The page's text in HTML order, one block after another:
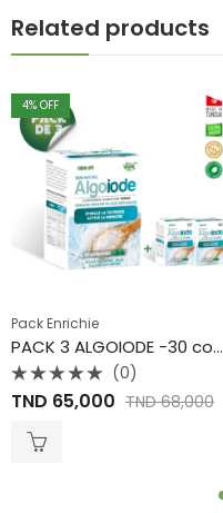
Related products
4% OFF
Pack Enrichie
PACK 3 ALGOIODE -30 comprimés-Eden Life
Note
0
(0)
TND 65,000 TND68,000